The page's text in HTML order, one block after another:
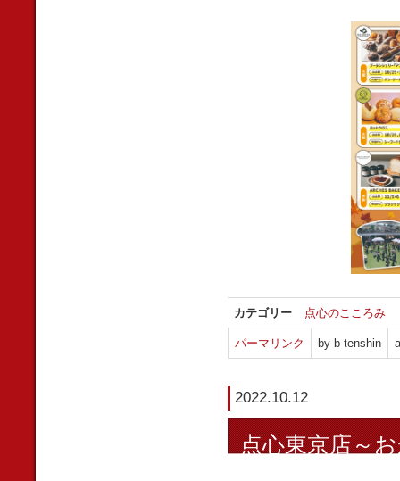
カテゴリー 点心のこころみ
パーマリンク by b-tenshin
2022.10.12
点心東京店～